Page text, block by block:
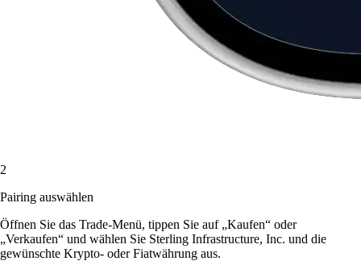
2
Pairing auswählen
Öffnen Sie das Trade-Menü, tippen Sie auf „Kaufen“ oder
„Verkaufen“ und wählen Sie Sterling Infrastructure, Inc. und die
gewünschte Krypto- oder Fiatwährung aus.